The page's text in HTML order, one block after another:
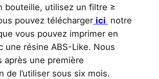
bouteille, utilisez un filtre ≥
pouvez télécharger ici notre
vous pouvez imprimer en
une résine ABS-Like. Nous
après une première
de l’utiliser sous six mois.